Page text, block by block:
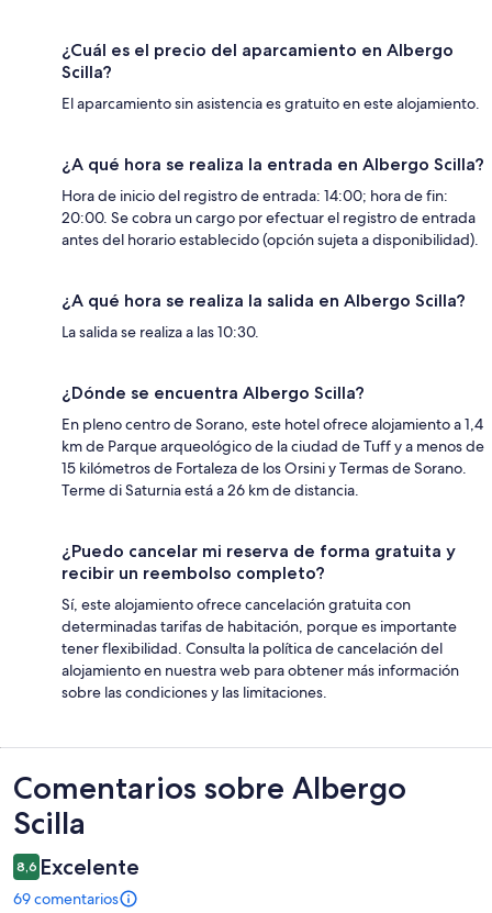
¿Cuál es el precio del aparcamiento en Albergo
Scilla?
El aparcamiento sin asistencia es gratuito en este alojamiento.
¿A qué hora se realiza la entrada en Albergo Scilla?
Hora de inicio del registro de entrada: 14:00; hora de fin:
20:00. Se cobra un cargo por efectuar el registro de entrada
antes del horario establecido (opción sujeta a disponibilidad).
¿A qué hora se realiza la salida en Albergo Scilla?
La salida se realiza a las 10:30.
¿Dónde se encuentra Albergo Scilla?
En pleno centro de Sorano, este hotel ofrece alojamiento a 1,4
km de Parque arqueológico de la ciudad de Tuff y a menos de
15 kilómetros de Fortaleza de los Orsini y Termas de Sorano.
Terme di Saturnia está a 26 km de distancia.
¿Puedo cancelar mi reserva de forma gratuita y
recibir un reembolso completo?
Sí, este alojamiento ofrece cancelación gratuita con
determinadas tarifas de habitación, porque es importante
tener flexibilidad. Consulta la política de cancelación del
alojamiento en nuestra web para obtener más información
sobre las condiciones y las limitaciones.
Comentarios
Comentarios sobre Albergo
Scilla
8,6 Excelente
69 comentarios